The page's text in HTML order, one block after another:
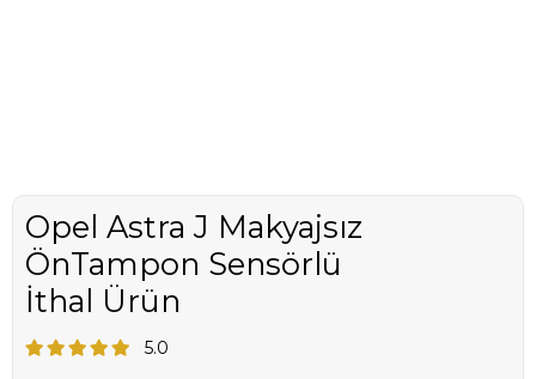
Opel Astra J Makyajsız
ÖnTampon Sensörlü
İthal Ürün
5.0